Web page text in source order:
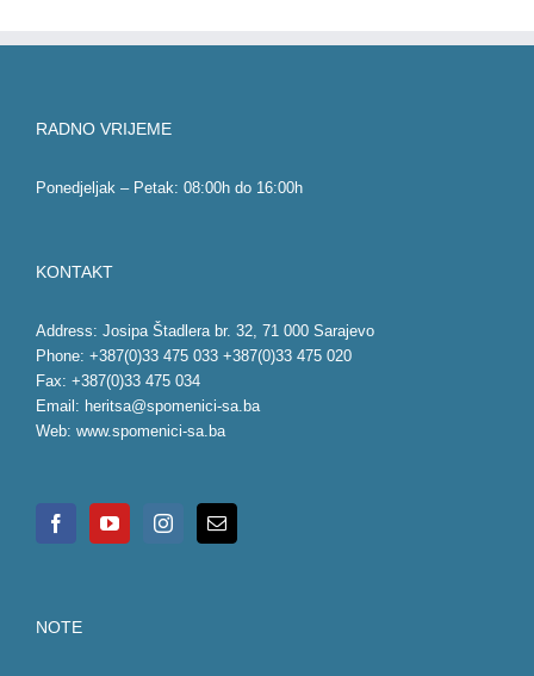
RADNO VRIJEME
Ponedjeljak – Petak: 08:00h do 16:00h
KONTAKT
Address: Josipa Štadlera br. 32, 71 000 Sarajevo
Phone: +387(0)33 475 033 +387(0)33 475 020
Fax: +387(0)33 475 034
Email: heritsa@spomenici-sa.ba
Web: www.spomenici-sa.ba
NOTE